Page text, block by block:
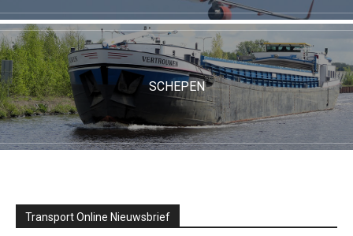
SCHEPEN
Transport Online Nieuwsbrief